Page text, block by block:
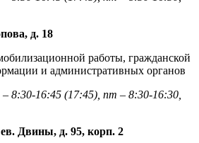
д. 18
работы, гражданской
и административных органов
8:30-16:45 (17:45), пт – 8:30-16:30,
Двины, д. 95, корп. 2